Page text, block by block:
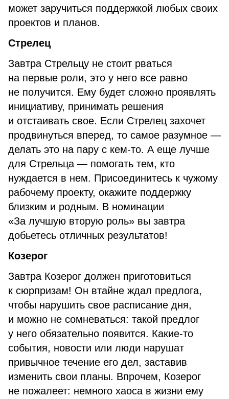
может заручиться поддержкой любых своих
проектов и планов.
Стрелец
Завтра Стрельцу не стоит рваться
на первые роли, это у него все равно
не получится. Ему будет сложно проявлять
инициативу, принимать решения
и отстаивать свое. Если Стрелец захочет
продвинуться вперед, то самое разумное —
делать это на пару с кем-то. А еще лучше
для Стрельца — помогать тем, кто
нуждается в нем. Присоединитесь к чужому
рабочему проекту, окажите поддержку
близким и родным. В номинации
«За лучшую вторую роль» вы завтра
добьетесь отличных результатов!
Козерог
Завтра Козерог должен приготовиться
к сюрпризам! Он втайне ждал предлога,
чтобы нарушить свое расписание дня,
и можно не сомневаться: такой предлог
у него обязательно появится. Какие-то
события, новости или люди нарушат
привычное течение его дел, заставив
изменить свои планы. Впрочем, Козерог
не пожалеет: немного хаоса в жизни ему